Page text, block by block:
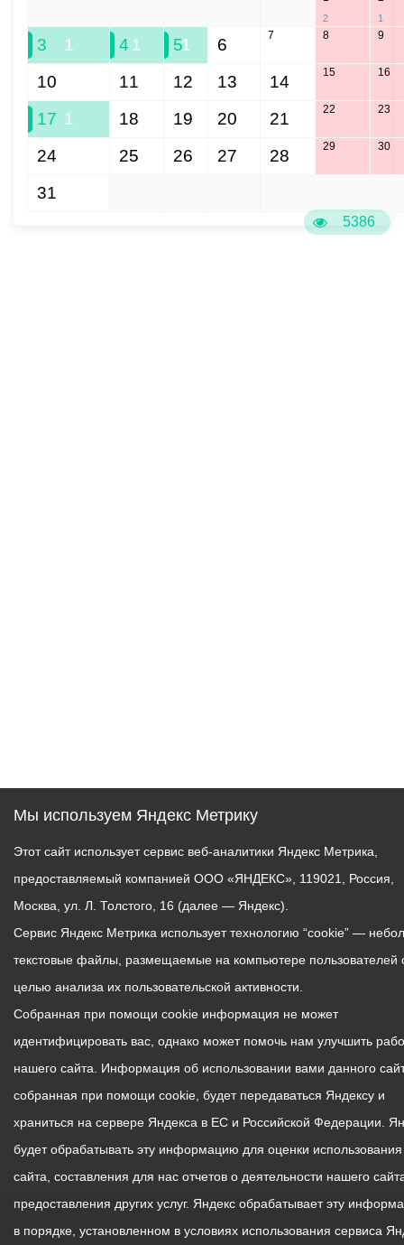
5386
2 1
3 1 4 1 51 6 7 8 9
10 11 12 13 14 15 16
17 1 18 19 20 21 22 23
24 25 26 27 28 29 30
31
Мы используем Яндекс Метрику
Этот сайт использует сервис веб-аналитики Яндекс Метрика,
предоставляемый компанией ООО «ЯНДЕКС», 119021, Россия,
Москва, ул. Л. Толстого, 16 (далее — Яндекс).
Сервис Яндекс Метрика использует технологию “cookie” —
текстовые файлы, размещаемые на компьютере пользователей
целью анализа их пользовательской активности.
Собранная при помощи cookie информация не может
идентифицировать вас, однако может помочь нам улучшить
нашего сайта. Информация об использовании вами данного
собранная при помощи cookie, будет передаваться Яндексу и
храниться на сервере Яндекса в ЕС и Российской Федерации.
будет обрабатывать эту информацию для оценки
сайта, составления для нас отчетов о деятельности нашего
предоставления других услуг. Яндекс обрабатывает эту
в порядке, установленном в условиях использования сервиса